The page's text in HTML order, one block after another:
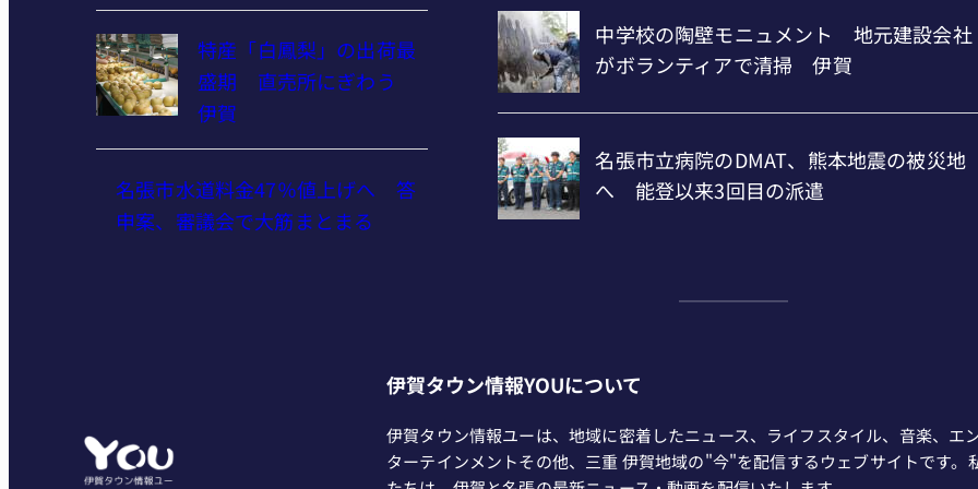
特産「白鳳梨」の出荷最
盛期 直売所にぎわう
伊賀
名張市水道料金47％値上げへ 答
申案、審議会で大筋まとまる
伊賀タウン情報YOUについて
伊賀タウン情報ユーは、地域に密着したニュース、ライフスタイル、音楽、エ
ターテインメントその他、三重 伊賀地域の"今"を配信するウェブサイトです。